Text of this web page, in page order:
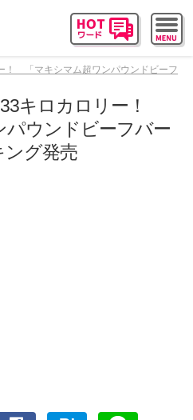
！ 「マキシマム超ワンパウンドビーフ
キロカロリー！
パウンドビーフバー
ング発売